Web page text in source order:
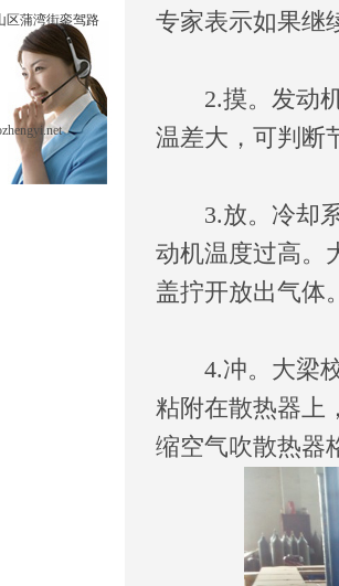
区蒲湾街銮驾路
专家表示如果继
2.摸。发动机
温差大，可判断
3.放。冷却系
动机温度过高。
盖拧开放出气体
4.冲。大梁校
粘附在散热器上
缩空气吹散热器